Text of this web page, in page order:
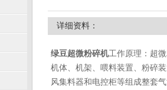
详细资料：
绿豆超微粉碎机工作原理：超
机体、机架、喂料装置、粉碎
风集料器和电控柜等组成整套